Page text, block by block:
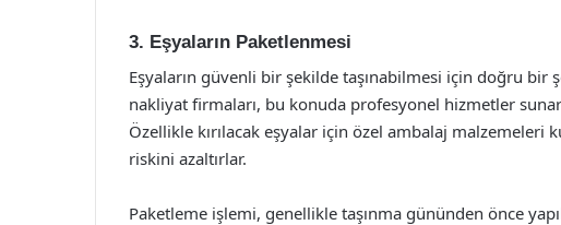
3. Eşyaların Paketlenmesi
Eşyaların güvenli bir şekilde taşınabilmesi için doğru
nakliyat firmaları, bu konuda profesyonel hizmetler
Özellikle kırılacak eşyalar için özel ambalaj malzemeleri
riskini azaltırlar.
Paketleme işlemi, genellikle taşınma gününden önce